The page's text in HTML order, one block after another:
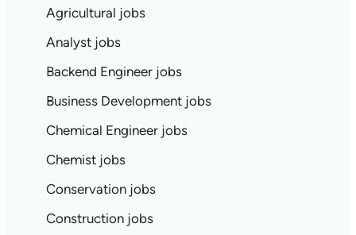
Agricultural jobs
Analyst jobs
Backend Engineer jobs
Business Development jobs
Chemical Engineer jobs
Chemist jobs
Conservation jobs
Construction jobs